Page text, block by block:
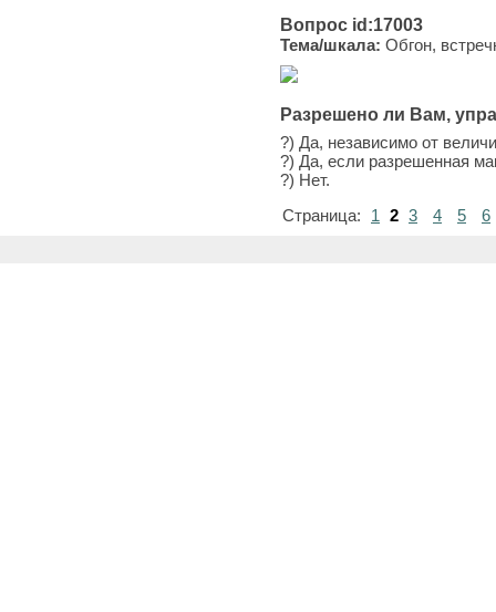
Вопрос id:17003
Тема/шкала: Обгон,
Разрешено ли Вам,
?) Да, независимо от
?) Да, если разрешенная
?) Нет.
Страница:
1 2 3 4 5 6